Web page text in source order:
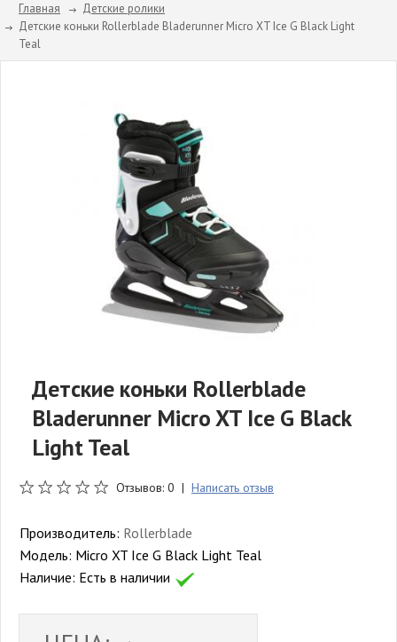
Главная
Детские ролики
Детские коньки Rollerblade Bladerunner Micro XT Ice G Black Light
Teal
Детские коньки Rollerblade
Bladerunner Micro XT Ice G Black
Light Teal
Отзывов: 0 | Написать отзыв
Производитель: Rollerblade
Модель: Micro XT Ice G Black Light Teal
Наличие: Есть в наличии